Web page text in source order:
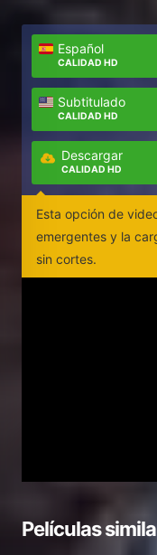
Español
CALIDAD HD
Subtitulado
CALIDAD HD
Descargar
CALIDAD HD
Esta opción de
emergentes y la
sin cortes.
Películas